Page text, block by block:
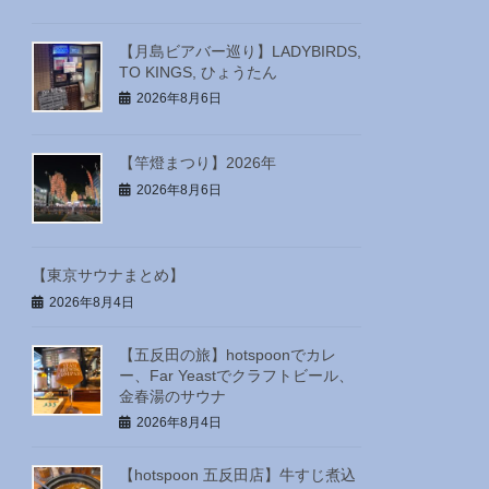
【月島ビアバー巡り】LADYBIRDS,
TO KINGS, ひょうたん
2026年8月6日
【竿燈まつり】2026年
2026年8月6日
【東京サウナまとめ】
2026年8月4日
【五反田の旅】hotspoonでカレ
ー、Far Yeastでクラフトビール、
金春湯のサウナ
2026年8月4日
【hotspoon 五反田店】牛すじ煮込